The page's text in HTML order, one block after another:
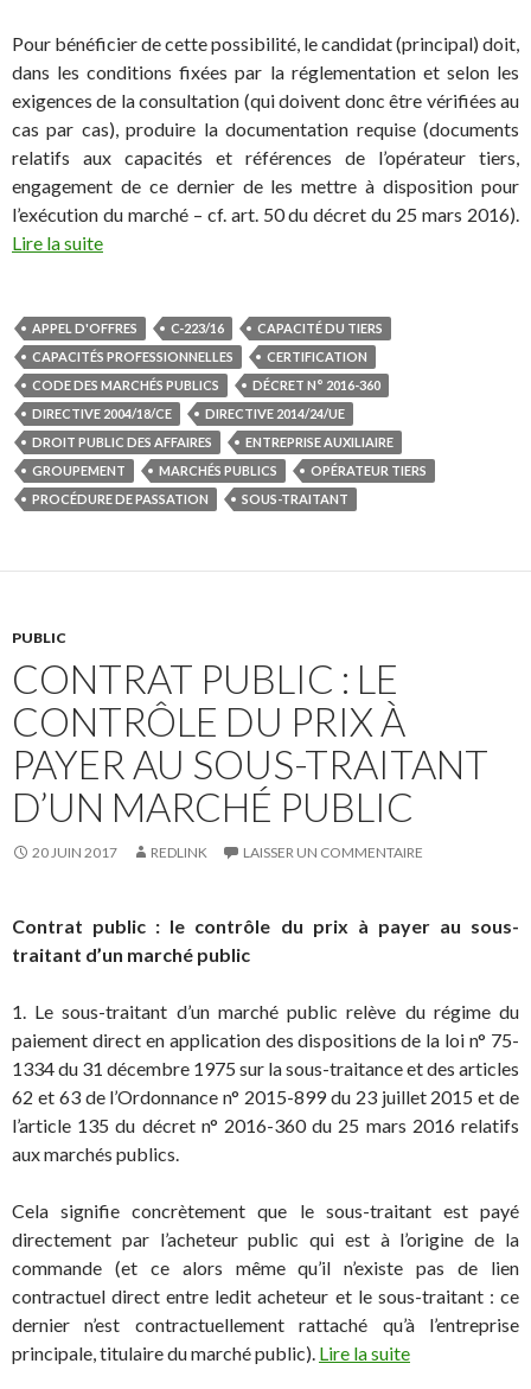
Pour bénéficier de cette possibilité, le candidat (principal) doit,
dans les conditions fixées par la réglementation et selon les
exigences de la consultation (qui doivent donc être vérifiées au
cas par cas), produire la documentation requise (documents
relatifs aux capacités et références de l’opérateur tiers,
engagement de ce dernier de les mettre à disposition pour
l’exécution du marché – cf. art. 50 du décret du 25 mars 2016).
Lire la suite
APPEL D'OFFRES C-223/16
CAPACITÉ DU TIERS
CAPACITÉS PROFESSIONNELLES
CERTIFICATION
CODE DES MARCHÉS PUBLICS
DÉCRET N° 2016-360
DIRECTIVE 2004/18/CE
DIRECTIVE 2014/24/UE
DROIT PUBLIC DES AFFAIRES
ENTREPRISE AUXILIAIRE
GROUPEMENT
MARCHÉS PUBLICS
OPÉRATEUR TIERS
PROCÉDURE DE PASSATION
SOUS-TRAITANT
PUBLIC
CONTRAT PUBLIC : LE
CONTRÔLE DU PRIX À
PAYER AU SOUS-TRAITANT
D’UN MARCHÉ PUBLIC
20 JUIN 2017 REDLINK LAISSER UN COMMENTAIRE
Contrat public : le contrôle du prix à payer au sous-
traitant d’un marché public
1. Le sous-traitant d’un marché public relève du régime du
paiement direct en application des dispositions de la loi n° 75-
1334 du 31 décembre 1975 sur la sous-traitance et des articles
62 et 63 de l’Ordonnance n° 2015-899 du 23 juillet 2015 et de
l’article 135 du décret n° 2016-360 du 25 mars 2016 relatifs
aux marchés publics.
Cela signifie concrètement que le sous-traitant est payé
directement par l’acheteur public qui est à l’origine de la
commande (et ce alors même qu’il n’existe pas de lien
contractuel direct entre ledit acheteur et le sous-traitant : ce
dernier n’est contractuellement rattaché qu’à l’entreprise
principale, titulaire du marché public). Lire la suite